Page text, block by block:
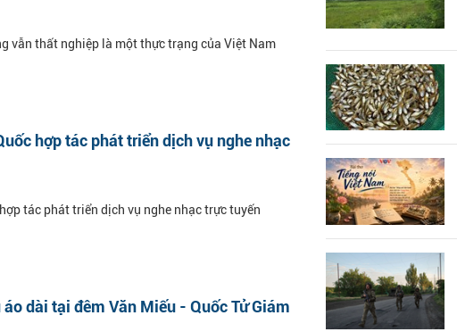
vẫn thất nghiệp là một thực trạng của Việt Nam
hợp tác phát triển dịch vụ nghe nhạc
tác phát triển dịch vụ nghe nhạc trực tuyến
dài tại đêm Văn Miếu - Quốc Tử Giám